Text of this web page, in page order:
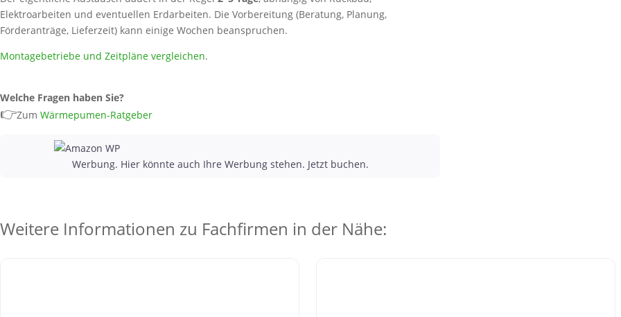
Elektroarbeiten und eventuellen Erdarbeiten. Die Vorbereitung (Beratung, Planung,
Förderanträge, Lieferzeit) kann einige Wochen beanspruchen.
Montagebetriebe und Zeitpläne vergleichen.
Welche Fragen haben Sie?
👉Zum Wärmepumen-Ratgeber
Werbung. Hier könnte auch Ihre Werbung stehen. Jetzt buchen.
Weitere Informationen zu Fachfirmen in der Nähe: